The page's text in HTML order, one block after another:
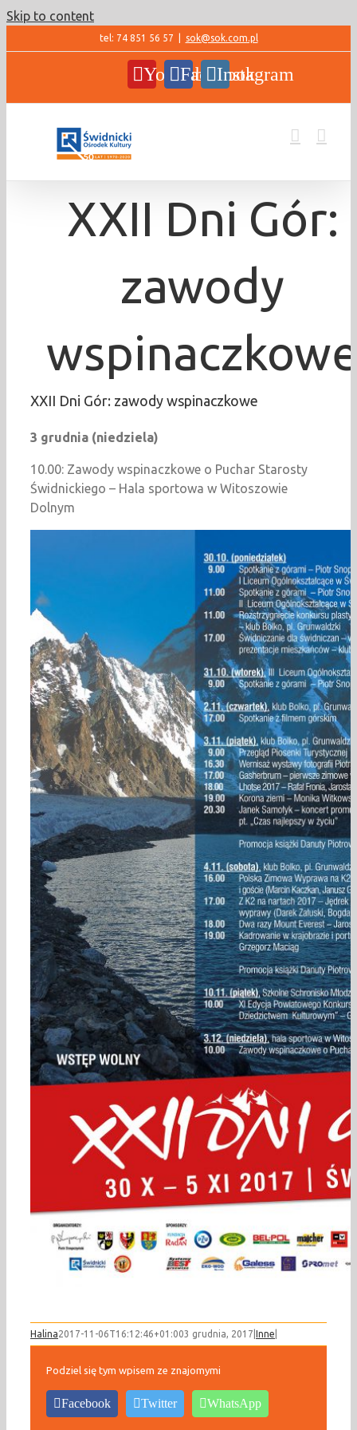
Skip to content
tel: 74 851 56 57 sok@sok.com.pl
YouTubeFacebookInstagram
XXII Dni Gór:
zawody
XXII Dni Gór: zawody wspinaczkowe
3 grudnia (niedziela)
10.00: Zawody wspinaczkowe o Puchar Starosty
Świdnickiego – Hala sportowa w Witoszowie
Dolnym
Halina2017-11-06T16:12:46+01:003 grudnia, 2017 Inne
Podziel się tym wpisem ze znajomymi
Facebook Twitter WhatsApp